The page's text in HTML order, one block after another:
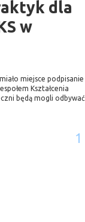
dla
w
miejsce podpisanie
Kształcenia
będą mogli odbywać
1